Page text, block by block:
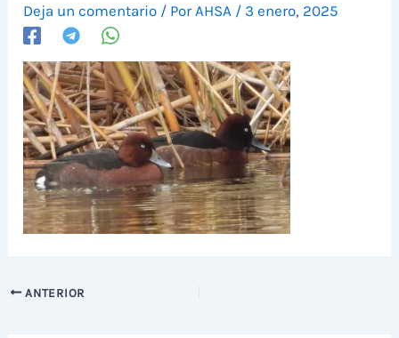
Deja un comentario / Por AHSA / 3 enero, 2025
ANTERIOR